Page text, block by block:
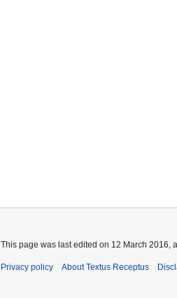
This page was last edited on 12 March 2016,
Privacy policy About Textus Receptus